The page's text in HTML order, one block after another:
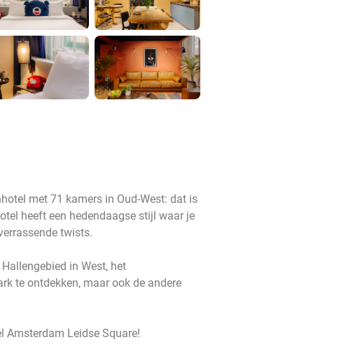
met 71 kamers in Oud-West: dat is
heeft een hedendaagse stijl waar je
twists.
in West, het
te ontdekken, maar ook de andere
Amsterdam Leidse Square!